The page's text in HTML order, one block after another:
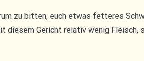
zu bitten, euch etwas fetteres
diesem Gericht relativ wenig